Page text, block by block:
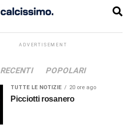
ADVERTISEMENT
RECENTI POPOLARI
TUTTE LE NOTIZIE 20 ore ago
Picciotti rosanero